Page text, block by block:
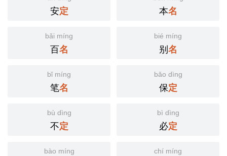
安定 本名
bǎi míng
百名
bié míng
别名
bǐ míng
笔名
bǎo dìng
保定
bù dìng
不定
bì dìng
必定
bào míng chí míng